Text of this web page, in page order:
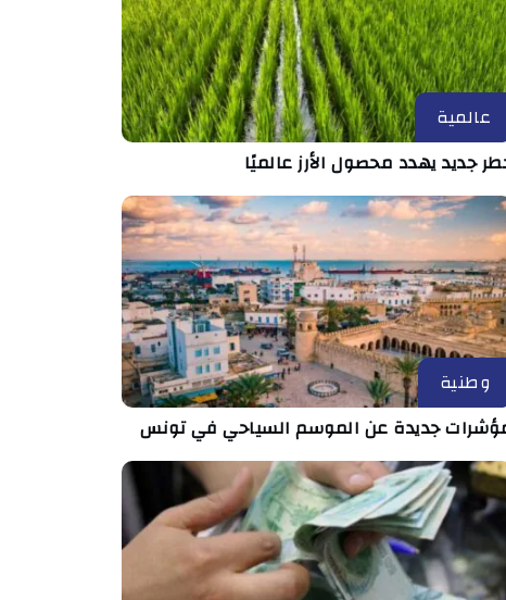
عالمية
جديد يهدد محصول الأرز عالميًا
وطنية
جديدة عن الموسم السياحي في تونس